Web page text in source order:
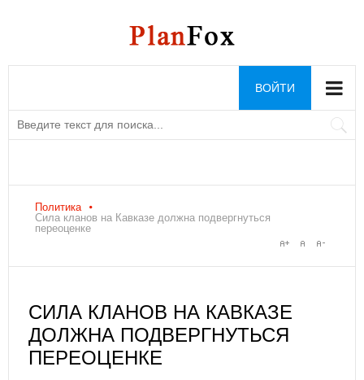
ВОЙТИ
Политика
Сила кланов на Кавказе должна подвергнуться
переоценке
СИЛА КЛАНОВ НА КАВКАЗЕ
ДОЛЖНА ПОДВЕРГНУТЬСЯ
ПЕРЕОЦЕНКЕ